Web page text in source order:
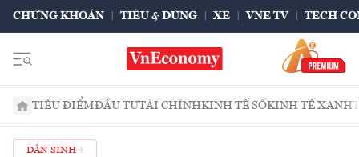
CHỨNG KHOÁN TIÊU & DÙNG XE VNE TV TECH
TIÊU ĐIỂMĐẦU TƯTÀI CHÍNHKINH TẾ SỐKINH TẾ XANH
DÂN SINH